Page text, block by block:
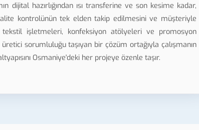
dijital hazırlığından ısı transferine ve son kesime kadar,
kontrolünün tek elden takip edilmesini ve müşteriyle
tekstil işletmeleri, konfeksiyon atölyeleri ve promosyon
sorumluluğu taşıyan bir çözüm ortağıyla çalışmanın
Osmaniye'deki her projeye özenle taşır.